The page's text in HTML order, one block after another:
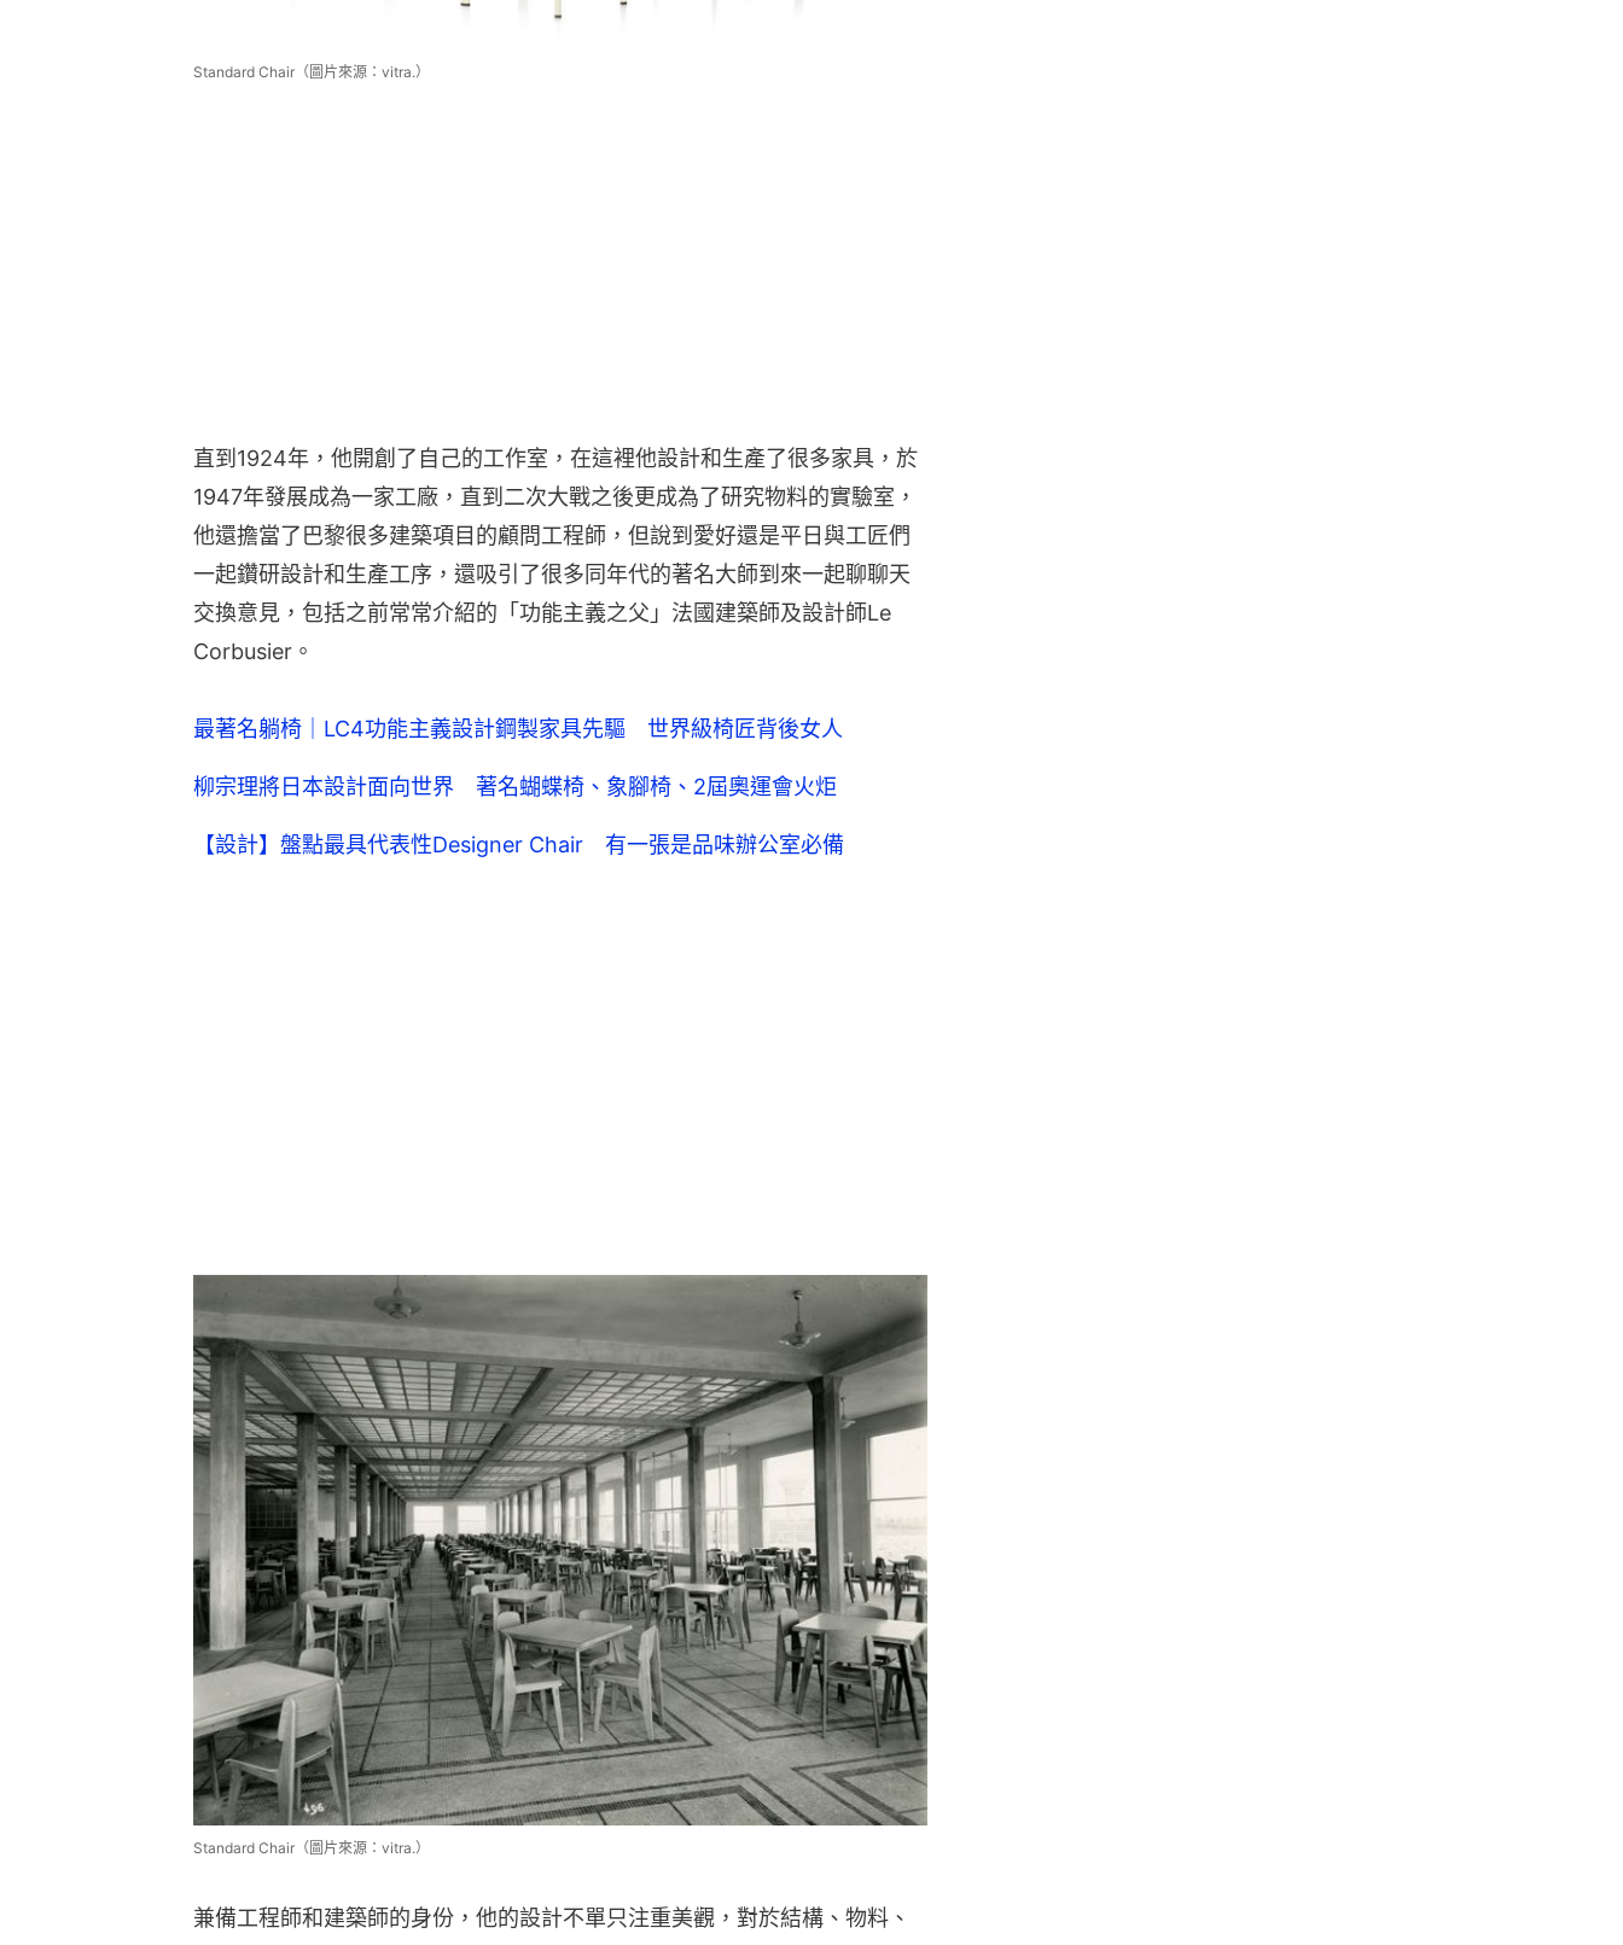
Standard Chair（圖片來源：vitra.）
柳宗理將日本設計面向世界 著名蝴蝶椅、象腳椅、2屆奧運會火炬
【設計】盤點最具代表性Designer Chair 有一張是品味辦公室必備
Standard Chair（圖片來源：vitra.）
兼備工程師和建築師的身份，他的設計不單只注重美觀，對於結構、物料、
製造的方法也顯功架，每張椅子都以最具效率的物料使用以及最符合結構性
的設計為目標，這一點特別體現在1934年設計的Standard Chair。這張椅子
諸如其他家具、桌子一樣融入了建築的概念，著重結構輕巧、採用了折疊金
屬板技法，第一代的作品甚至可以隨意拆卸組裝，是非常符合現代人需求的
設計。原來除了家具之外他也將這一套「預製套件」概念放到建築之上，
1949年他在巴黎設計了一個名為「Metropole Aluminium House」的可組裝
屋。